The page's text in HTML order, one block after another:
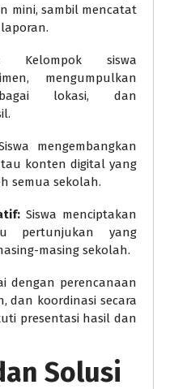
mini, sambil mencatat
Kelompok siswa
mengumpulkan
lokasi, dan
mengembangkan
konten digital yang
semua sekolah.
Siswa menciptakan
pertunjukan yang
masing sekolah.
dengan perencanaan
dan koordinasi secara
presentasi hasil dan
Solusi